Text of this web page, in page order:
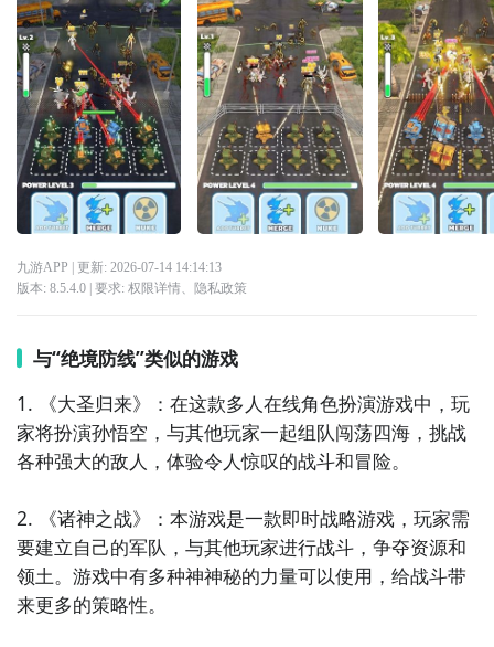
九游APP | 更新: 2026-07-14 14:14:13
版本: 8.5.4.0| 要求: 权限详情、 隐私政策
与“绝境防线”类似的游戏
1. 《大圣归来》：在这款多人在线角色扮演游戏中，玩
家将扮演孙悟空，与其他玩家一起组队闯荡四海，挑战
各种强大的敌人，体验令人惊叹的战斗和冒险。
2. 《诸神之战》：本游戏是一款即时战略游戏，玩家需
要建立自己的军队，与其他玩家进行战斗，争夺资源和
领土。游戏中有多种神神秘的力量可以使用，给战斗带
来更多的策略性。